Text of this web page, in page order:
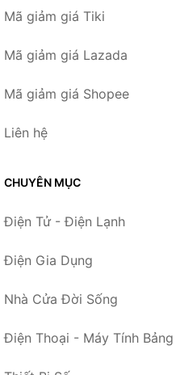
Mã giảm giá Tiki
Mã giảm giá Lazada
Mã giảm giá Shopee
Liên hệ
CHUYÊN MỤC
Điện Tử - Điện Lạnh
Điện Gia Dụng
Nhà Cửa Đời Sống
Điện Thoại - Máy Tính Bảng